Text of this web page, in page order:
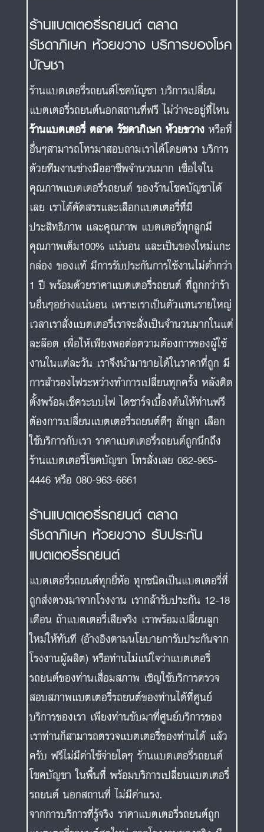
ร้านแบตเตอรี่รถยนต์ ตลาด
รัชดาภิเษก ห้วยขวาง บริการของโชค
บัญชา
ร้านแบตเตอรี่รถยนต์โชคบัญชา บริการเปลี่ยน
แบตเตอรี่รถยนต์นอกสถานที่ฟรี ไม่ว่าจะอยู่ที่ไหน
ร้านแบตเตอรี่ ตลาด รัชดาภิเษก ห้วยขวาง หรือที่
อื่นๆสามารถโทรมาสอบถามเราได้โดยตรง บริการ
ด้วยทีมงานช่างมืออาชีพจำนวนมาก เชื่อใจใน
คุณภาพแบตเตอรี่รถยนต์ ของร้านโชคบัญชาได้
เลย เราได้คัดสรรและเลือกแบตเตอรี่ที่มี
ประสิทธิภาพ และคุณภาพ แบตเตอรี่ทุกลูกมี
คุณภาพเต็ม100% แน่นอน และเป็นของใหม่แกะ
กล่อง ของแท้ มีการรับประกันการใช้งานไม่ต่ำกว่า
1 ปี พร้อมด้วยราคาแบตเตอรี่รถยนต์ ที่ถูกกว่าร้า
นอื่นๆอย่างแน่นอน เพราะเราเป็นตัวแทนรายใหญ่
เวลาเราสั่งแบตเตอรี่เราจะสั่งเป็นจำนวนมากในแต่
ละล๊อต เพื่อให้เพียงพอต่อความต้องการของผู้ใช้
งานในแต่ละวัน เราจึงนำมาขายได้ในราคาที่ถูก มี
การสำรองไฟระหว่างทำการเปลี่ยนทุกครั้ง หลังติด
ตั้งพร้อมเช็คระบบไฟ ไดชาร์จเบื้องต้นให้ท่านฟรี
ต้องการเปลี่ยนแบตเตอรี่รถยนต์ดีๆ สักลูก เลือก
ใช้บริการกับเรา ราคาแบตเตอรี่รถยนต์ถูกนึกถึง
ร้านแบตเตอรี่โชคบัญชา โทรสั่งเลย 082-965-
4446 หรือ 080-963-6661
ร้านแบตเตอรี่รถยนต์ ตลาด
รัชดาภิเษก ห้วยขวาง รับประกัน
แบตเตอรี่รถยนต์
แบตเตอรี่รถยนต์ทุกยี่ห้อ ทุกชนิดเป็นแบตเตอรี่ที่
ถูกส่งตรงมาจากโรงงาน เรากล้ารับประกัน 12-18
เดือน ถ้าแบตเตอรี่เสียจริง เราพร้อมเปลี่ยนลูก
ใหม่ให้ทันที (อ้างอิงตามนโยบายการับประกันจาก
โรงงานผู้ผลิต) หรือท่านไม่แน่ใจว่าแบตเตอรี่
รถยนต์ของท่านเสื่อมสภาพ เชิญใช้บริการตรวจ
สอบสภาพแบตเตอรี่รถยนต์ของท่านได้ที่ศูนย์
บริการของเรา เพียงท่านขับมาที่ศูนย์บริการของ
เราท่านก็สามารถตรวจแบตเตอรี่ของท่านได้ แล้ว
ครับ ฟรีไม่มีค่าใช้จ่ายใดๆ ร้านแบตเตอรี่รถยนต์
โชคบัญชา ในพื้นที่ พร้อมบริการเปลี่ยนแบตเตอรี่
รถยนต์ นอกสถานที่ ไม่มีค่าแรง.
จากการบริการที่รู้จริง ราคาแบตเตอรี่รถยนต์ถูก